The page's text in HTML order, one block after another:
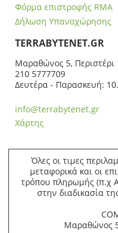
Φόρμα επιστροφής RMA
Δήλωση Υπαναχώρησης
ΤERRABYTENET.GR
Μαραθώνος 5, Περιστέρι
210 5777709
Δευτέρα - Παρασκευή:
info@terrabytenet.gr
Χάρτης
Όλες οι τιμες
μεταφορικά και οι
τρόπου πληρωμής (π.χ
στην διαδικασία
Μαραθώνος